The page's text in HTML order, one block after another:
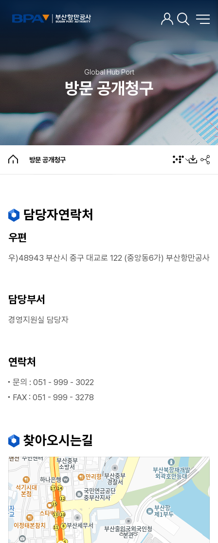
Global Hub Port
방문 공개청구
방문 공개청구
정보공개제도안내
정보공개 제도 교육자료
정보공개관련법령
정보공개 서식안내
방문 공개청구
정보공개청구
정보공개 수수료안내
담당자연락처
우편
우)48943 부산시 중구 대교로 122 (중앙동6가) 부산항만공사
담당부서
경영지원실 담당자
연락처
문의 : 051 - 999 - 3022
FAX : 051 - 999 - 3278
찾아오시는길